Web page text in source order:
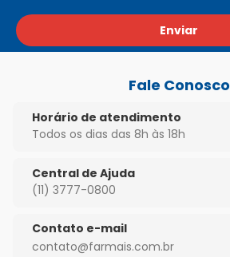
Enviar
Fale Conosco
Horário de atendimento
Todos os dias das 8h às 18h
Central de Ajuda
(11) 3777-0800
Contato e-mail
contato@farmais.com.br